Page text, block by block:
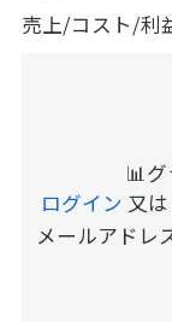
売上/コスト/利
📊
ログイン 又は
メールアドレ